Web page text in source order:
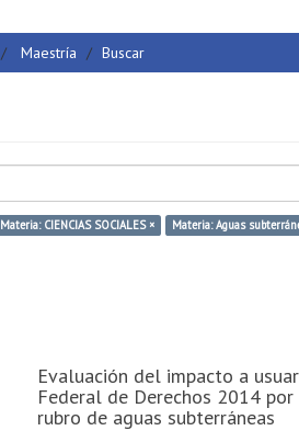
Maestría Buscar
Materia: CIENCIAS SOCIALES × Materia: Aguas
Evaluación del impacto a
Federal de Derechos 2014
rubro de aguas subterráneas